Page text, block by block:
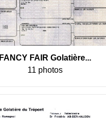
FANCY FAIR Golatière...
11 photos